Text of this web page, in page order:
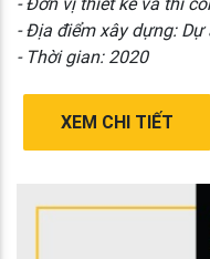
- Địa điểm xây dựng:
- Thời gian: 2020
XEM CHI TIẾT